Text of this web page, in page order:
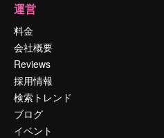
運営
料金
会社概要
Reviews
採用情報
検索トレンド
ブログ
イベント